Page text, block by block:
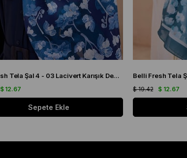
Belli Fresh Tela Şal 4 - 03 Lacivert Karışık Desen 49708
$ 12.67
Sepete Ekle
$ 12.67
$ 19.42